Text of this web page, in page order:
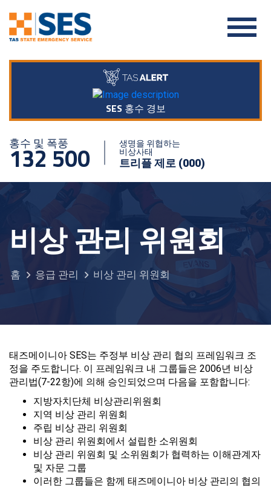
SES 홍수 경보
홍수 및 폭풍
132 500
생명을 위협하는
비상사태
트리플 제로 (000)
비상 관리 위원회
홈 응급 관리 비상 관리 위원회
태즈메이니아 SES는 주정부 비상 관리 협의 프레임워크 조
정을 주도합니다. 이 프레임워크 내 그룹들은 2006년 비상
관리법(7-22항)에 의해 승인되었으며 다음을 포함합니다:
지방자치단체 비상관리위원회
지역 비상 관리 위원회
주립 비상 관리 위원회
비상 관리 위원회에서 설립한 소위원회
비상 관리 위원회 및 소위원회가 협력하는 이해관계자
및 자문 그룹
이러한 그룹들은 함께 태즈메이니아 비상 관리의 협의